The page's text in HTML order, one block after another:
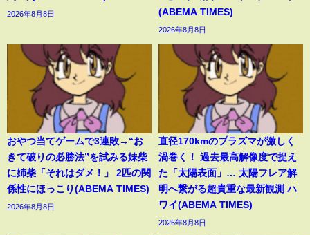
2026年8月8日
(ABEMA TIMES)
2026年8月8日
おやつ当てゲームで3連敗→“お
きて破りの必勝法”を試みる妹柴
に姉柴「それはダメ！」 2匹の関
係性にほっこり(ABEMA TIMES)
2026年8月8日
直径170kmのプラズマが激しく
渦巻く！ 過去最高解像度で捉え
た「太陽表面」… 太陽フレア解
明へ繋がる超貴重な最新観測 ハ
ワイ(ABEMA TIMES)
2026年8月8日